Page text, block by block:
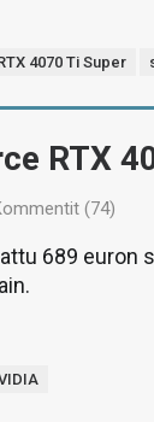
4070 Ti Super
RTX
(74)
689 euron